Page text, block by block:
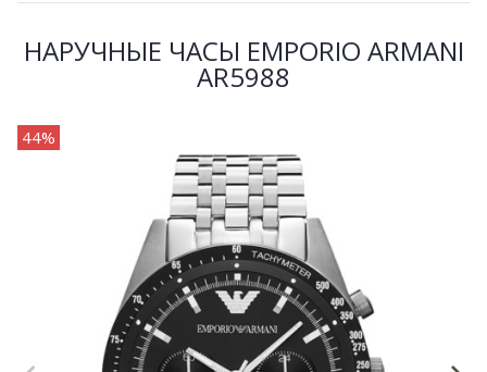
НАРУЧНЫЕ ЧАСЫ EMPORIO ARMANI
AR5988
44%